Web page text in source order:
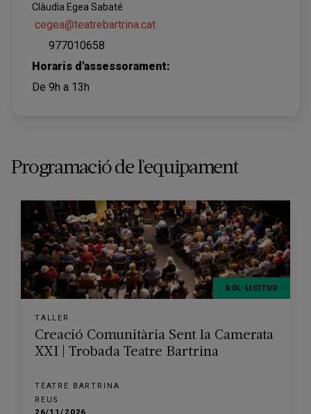
Clàudia Egea Sabaté
cegea@teatrebartrina.cat
977010658
Horaris d'assessorament:
De 9h a 13h
Programació de l'equipament
SOL·LICITUD
TALLER
Creació Comunitària Sent la Camerata
XXI | Trobada Teatre Bartrina
TEATRE BARTRINA
REUS